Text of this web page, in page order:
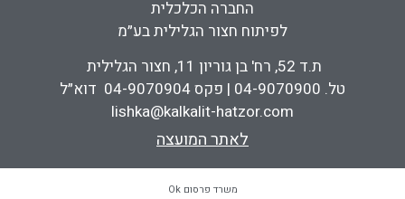
החברה הכלכלית
לפיתוח חצור הגלילית בע״מ
ת.ד 52, רח' בן גוריון 11, חצור הגלילית
טל. 04-9070900 | פקס 04-9070904 דוא״ל
lishka@kalkalit-hatzor.com
לאתר המועצה
משרד פרסום Ok